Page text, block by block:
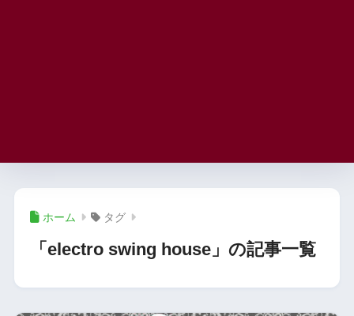
ホーム タグ
「electro swing house」の記事一覧